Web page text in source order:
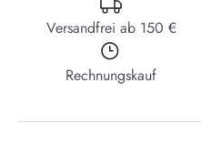
Versandfrei ab 150 €
Rechnungskauf